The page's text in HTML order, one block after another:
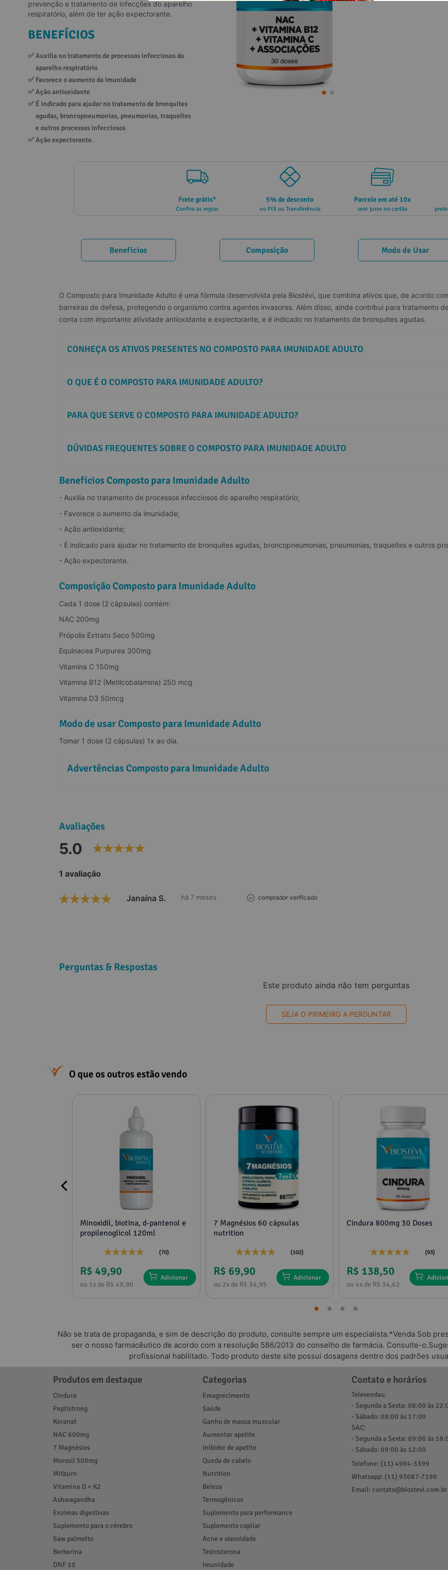
prevenção e tratamento de infecções do aparelho
respiratório, além de ter ação expectorante.
BENEFÍCIOS
✅ Auxilia no tratamento de processos infecciosos do
aparelho respiratório
✅ Favorece o aumento da imunidade
✅ Ação antioxidante
✅ É indicado para ajudar no tratamento de bronquites
agudas, broncopneumonias, pneumonias, traqueítes
e outros processos infecciosos
✅ Ação expectorante.
Frete grátis*
Confira as regras
5% de desconto
no PIX ou Transferência
Parcele em até 10x
sem juros no cartão
Benefícios Composição Modo de Usar
O Composto para Imunidade Adulto é uma fórmula desenvolvida pela Biostévi, que combina ativos que, de acordo
barreiras de defesa, protegendo o organismo contra agentes invasores. Além disso, ainda contribui para tratamento
conta com importante atividade antioxidante e expectorante, e é indicado no tratamento de bronquites agudas.
CONHEÇA OS ATIVOS PRESENTES NO COMPOSTO PARA IMUNIDADE ADULTO
O QUE É O COMPOSTO PARA IMUNIDADE ADULTO?
PARA QUE SERVE O COMPOSTO PARA IMUNIDADE ADULTO?
DÚVIDAS FREQUENTES SOBRE O COMPOSTO PARA IMUNIDADE ADULTO
Benefícios Composto para Imunidade Adulto
- Auxilia no tratamento de processos infecciosos do aparelho respiratório;
- Favorece o aumento da imunidade;
- Ação antioxidante;
- É indicado para ajudar no tratamento de bronquites agudas, broncopneumonias, pneumonias, traqueítes e outros
- Ação expectorante.
Composição Composto para Imunidade Adulto
Cada 1 dose (2 cápsulas) contém:
NAC 200mg
Própolis Extrato Seco 500mg
Equinacea Purpurea 300mg
Vitamina C 150mg
Vitamina B12 (Metilcobalamina) 250 mcg
Vitamina D3 50mcg
Modo de usar Composto para Imunidade Adulto
Tomar 1 dose (2 cápsulas) 1x ao dia.
Advertências Composto para Imunidade Adulto
Própolis. Florien.
Echinacea purpurea. Florien.
Metilcobalamina. Infinity.
Vitamina C. Infinity.
Vitamina D3. Florien.
Avaliações
5.0
1 avaliação
Janaína S. há 7 meses comprador verificado
Perguntas & Respostas
Este produto ainda não tem perguntas
SEJA O PRIMEIRO A PERGUNTAR
O que os outros estão vendo
Minoxidil, biotina, d-pantenol e
propilenoglicol 120ml
(70)
R$ 49,90
ou 1x de R$ 49,90
Adicionar
7 Magnésios 60 cápsulas
nutrition
(102)
R$ 69,90
ou 2x de R$ 34,95
Adicionar
Cindura 800mg 30 Doses
(93)
R$ 138,50
ou 4x de R$ 34,62
Não se trata de propaganda, e sim de descrição do produto, consulte sempre um especialista.*Venda Sob
ser o nosso farmacêutico de acordo com a resolução 586/2013 do conselho de farmácia. Consulte-
profissional habilitado. Todo produto deste site possui dosagens dentro dos padrões
Produtos em destaque
Cindura
Peptistrong
Keranat
NAC 600mg
7 Magnésios
Morosil 500mg
Mitburn
Vitamina D + K2
Ashwagandha
Enzimas digestivas
Suplemento para o cérebro
Saw palmetto
Berberina
DNF 10
Categorias
Emagrecimento
Saúde
Ganho de massa muscular
Aumentar apetite
Inibidor de apetite
Queda de cabelo
Nutrition
Beleza
Termogênicos
Suplemento para performance
Suplemento capilar
Acne e oleosidade
Testosterona
Imunidade
Contato e horários
Televendas:
- Segunda a Sexta: 08:00 às
- Sábado: 08:00 às 17:00
SAC:
- Segunda a Sexta: 09:00 às
- Sábado: 09:00 às 12:00
Telefone: (11) 4994-3399
Whatsapp: (11) 93087-7190
Email: contato@biostevi.com.br
10º vitamina